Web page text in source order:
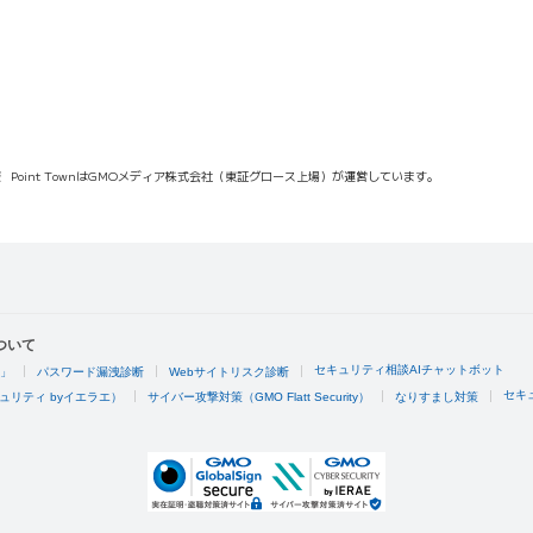
Point TownはGMOメディア株式会社（東証グロース上場）が運営しています。
いて
パスワード漏洩診断 Webサイトリスク診断 セキュリティ相談AIチャットボット
リティ byイエラエ） サイバー攻撃対策（GMO Flatt Security） なりすまし対策 セキ